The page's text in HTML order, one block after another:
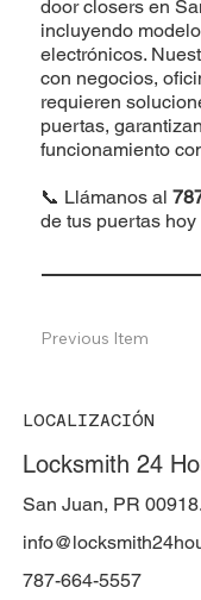
door closers en
incluyendo
electrónicos.
con negocios,
requieren
puertas,
funcionamiento
📞 Llámanos al
de tus puertas hoy
Previous Item
LOCALIZACIÓN
Locksmith 24
San Juan, PR 00918.
787-664-5557